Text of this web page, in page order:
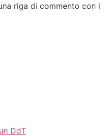
riga di commento con i
DdT